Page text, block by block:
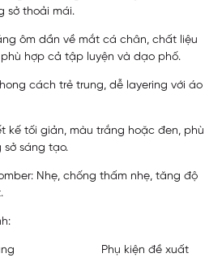
sở thoải mái.
ôm dần về mắt cá chân, chất liệu
hợp cả tập luyện và dạo phố.
cách trẻ trung, dễ layering với áo
kế tối giản, màu trắng hoặc đen, phù
sở sáng tạo.
Nhẹ, chống thấm nhẹ, tăng độ
Phụ kiện đề xuất